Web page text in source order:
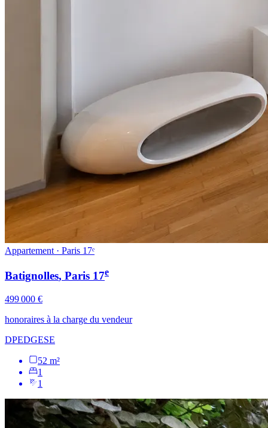
Appartement · Paris 17ᵉ
Batignolles, Paris 17e
499 000 €
honoraires à la charge du vendeur
DPEDGESE
52 m²
1
1